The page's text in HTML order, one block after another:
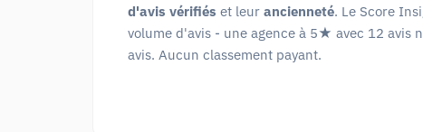
d'avis vérifiés et leurancienneté. Le Score
volume d'avis - une agence à 5★ avec 12 avis
avis. Aucun classement payant.